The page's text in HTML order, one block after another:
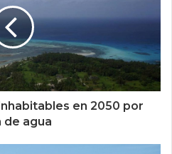
en 2050 por
de agua